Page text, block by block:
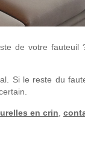
de votre fauteuil
Si le reste du
en crin